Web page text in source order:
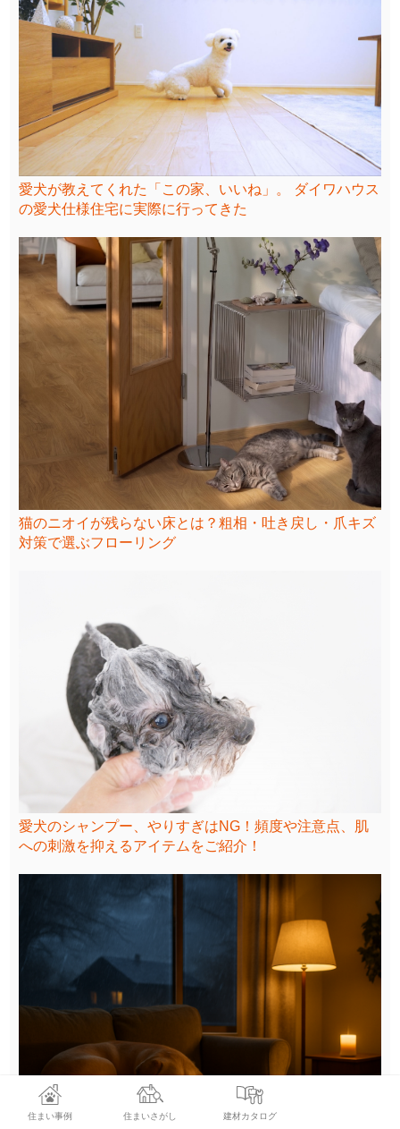
愛犬が教えてくれた「この家、いいね」。 ダイワハウス
の愛犬仕様住宅に実際に行ってきた
猫のニオイが残らない床とは？粗相・吐き戻し・爪キズ
対策で選ぶフローリング
愛犬のシャンプー、やりすぎはNG！頻度や注意点、肌
への刺激を抑えるアイテムをご紹介！
住まい事例 住まいさがし 建材カタログ